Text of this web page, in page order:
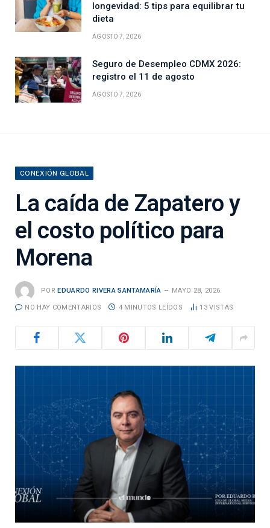
longevidad: 5 tips para equilibrar tu
dieta
AGOSTO 7, 2026
Seguro de Desempleo CDMX 2026:
registro el 11 de agosto
AGOSTO 7, 2026
CONEXIÓN GLOBAL
La caída de Zapatero y
el costo político para
Morena
POR EDUARDO RIVERA SANTAMARÍA MAYO 28, 2026
NO HAY COMENTARIOS 4 MINUTOS LEÍDOS 13VISTAS